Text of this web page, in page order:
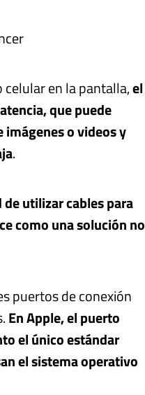
en la pantalla,el
que puede
o videos y
.
utilizar cables para
como una solución no
puertos de conexión
En Apple, el puerto
el único estándar
el sistema operativo